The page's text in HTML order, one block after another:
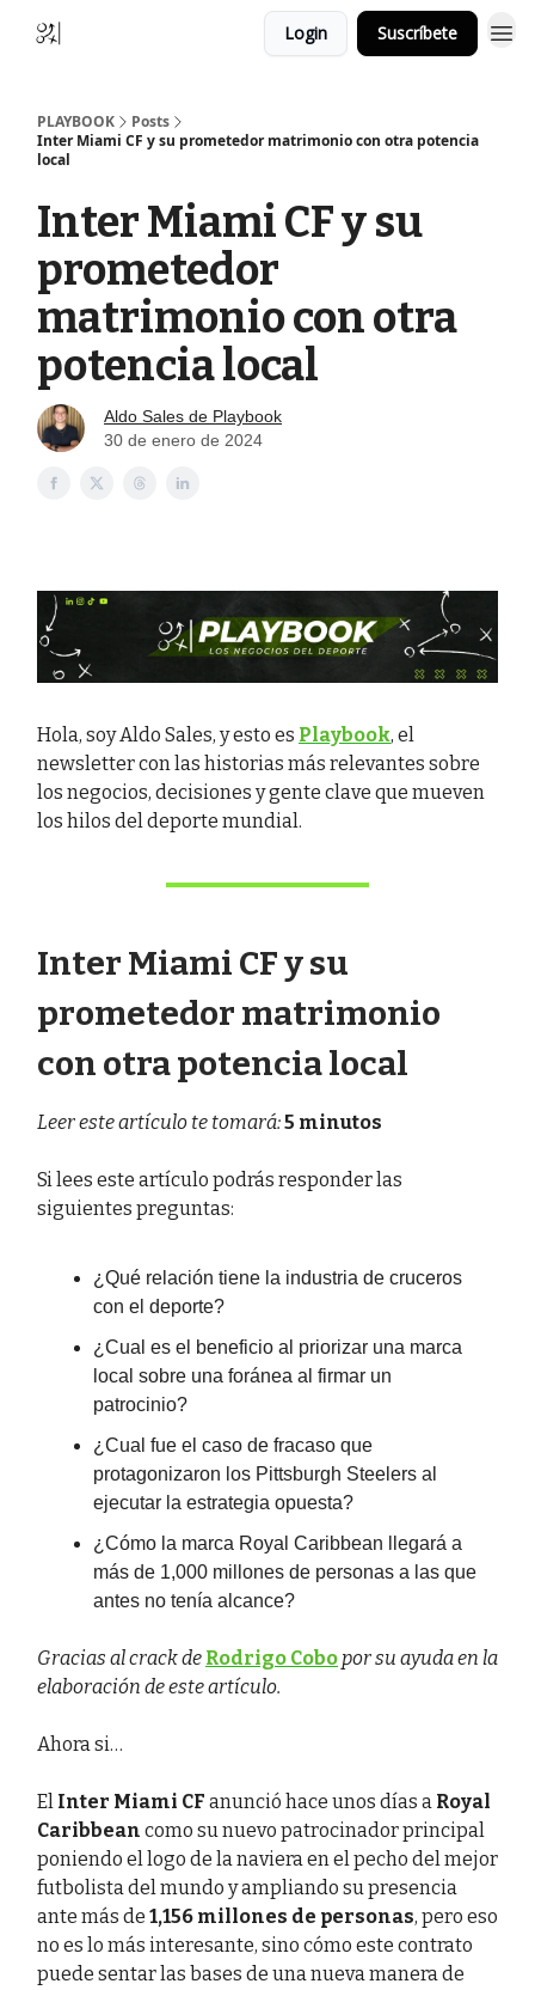
Login Suscríbete
PLAYBOOK
Posts
Inter Miami CF y su prometedor matrimonio con otra potencia
local
Inter Miami CF y su
prometedor
matrimonio con otra
potencia local
Aldo Sales de Playbook
30 de enero de 2024
Hola, soy Aldo Sales, y esto es Playbook, el
newsletter con las historias más relevantes sobre
los negocios, decisiones y gente clave que mueven
los hilos del deporte mundial.
Inter Miami CF y su
prometedor matrimonio
con otra potencia local
Leer este artículo te tomará:5 minutos
Si lees este artículo podrás responder las
siguientes preguntas:
¿Qué relación tiene la industria de cruceros
con el deporte?
¿Cual es el beneficio al priorizar una marca
local sobre una foránea al firmar un
patrocinio?
¿Cual fue el caso de fracaso que
protagonizaron los Pittsburgh Steelers al
ejecutar la estrategia opuesta?
¿Cómo la marca Royal Caribbean llegará a
más de 1,000 millones de personas a las que
antes no tenía alcance?
Gracias al crack de Rodrigo Cobo por su ayuda en la
elaboración de este artículo.
Ahora si…
El Inter Miami CF anunció hace unos días a Royal
Caribbean como su nuevo patrocinador principal
poniendo el logo de la naviera en el pecho del mejor
futbolista del mundo y ampliando su presencia
ante más de 1,156 millones de personas, pero eso
no es lo más interesante, sino cómo este contrato
puede sentar las bases de una nueva manera de